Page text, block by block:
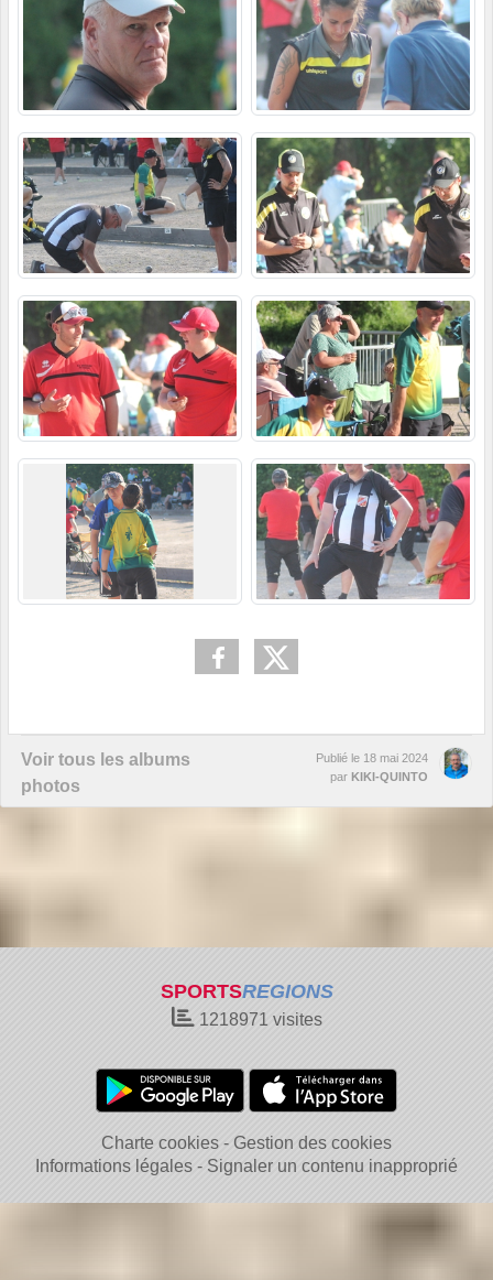
Voir tous les albums
photos
Publié le 18 mai 2024
par KIKI-QUINTO
SPORTSREGIONS
1218971 visites
Charte cookies
Gestion des cookies
Informations légales
Signaler un contenu inapproprié